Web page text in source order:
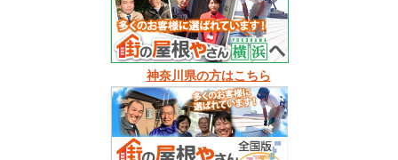
神奈川県の方はこちら